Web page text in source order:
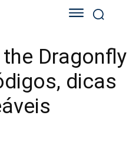
Dragonfly
dicas